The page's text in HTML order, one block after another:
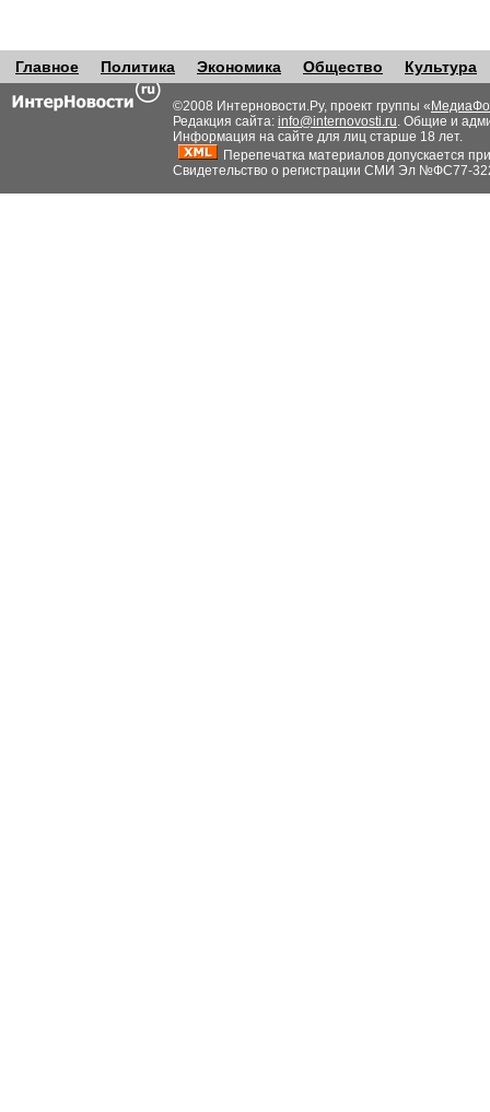
Главное Политика Экономика Общество Культура
©2008 Интерновости.Ру, проект группы «
Редакция сайта: info@internovosti.ru. Общие и
Информация на сайте для лиц старше 18 лет.
Перепечатка материалов допускается
Свидетельство о регистрации СМИ Эл №ФС77-